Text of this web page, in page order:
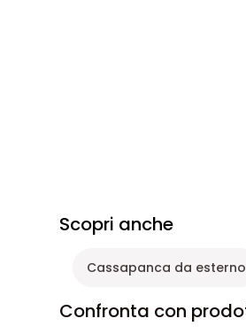
Scopri anche
Cassapanca da esterno
Confronta con